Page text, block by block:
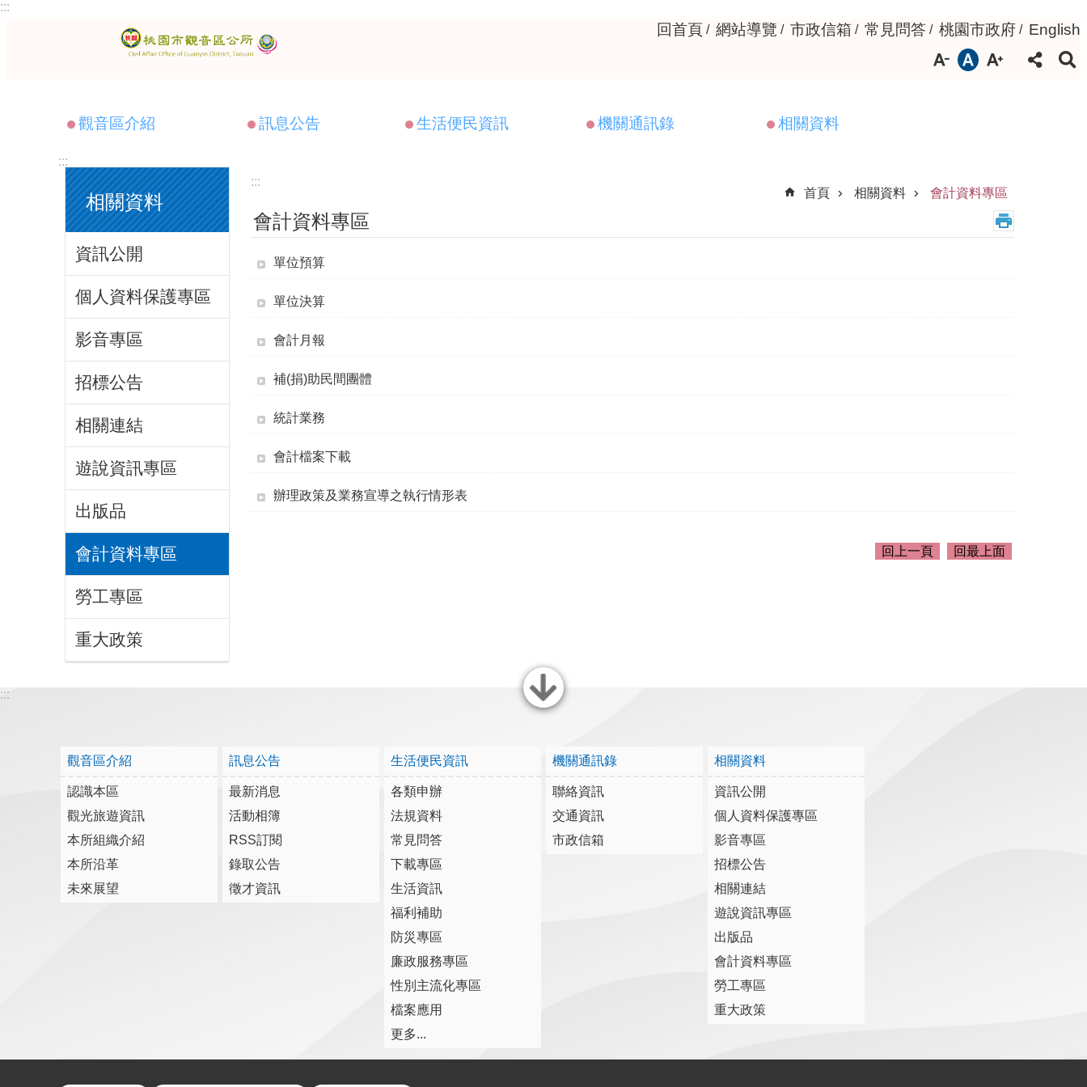
跳到主要內容區塊
:::
回首頁 網站導覽 市政信箱 常見問答 桃園市政府 English
觀音區介紹 訊息公告 生活便民資訊 機關通訊錄 相關資料
:::
相關資料
資訊公開
個人資料保護專區
影音專區
招標公告
相關連結
遊說資訊專區
出版品
會計資料專區
勞工專區
重大政策
:::
首頁
相關資料 會計資料專區
會計資料專區
單位預算
單位決算
會計月報
補(捐)助民間團體
統計業務
會計檔案下載
辦理政策及業務宣導之執行情形表
回上一頁 回最上面
關閉
:::
觀音區介紹
認識本區
觀光旅遊資訊
本所組織介紹
本所沿革
未來展望
訊息公告
最新消息
活動相簿
RSS訂閱
錄取公告
徵才資訊
生活便民資訊
各類申辦
法規資料
常見問答
下載專區
生活資訊
福利補助
防災專區
廉政服務專區
性別主流化專區
檔案應用
更多...
機關通訊錄
聯絡資訊
交通資訊
市政信箱
相關資料
資訊公開
個人資料保護專區
影音專區
招標公告
相關連結
遊說資訊專區
出版品
會計資料專區
勞工專區
重大政策